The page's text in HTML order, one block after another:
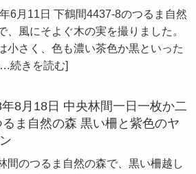
6月11日 下鶴間4437-8のつるま自然
、風にそよぐ木の実を撮りました。
小さく、色も濃い茶色か黒といった
続きを読む]
8月18日 中央林間一日一枚か二
ま自然の森 黒い柵と紫色のヤ
間のつるま自然の森で、黒い柵越し